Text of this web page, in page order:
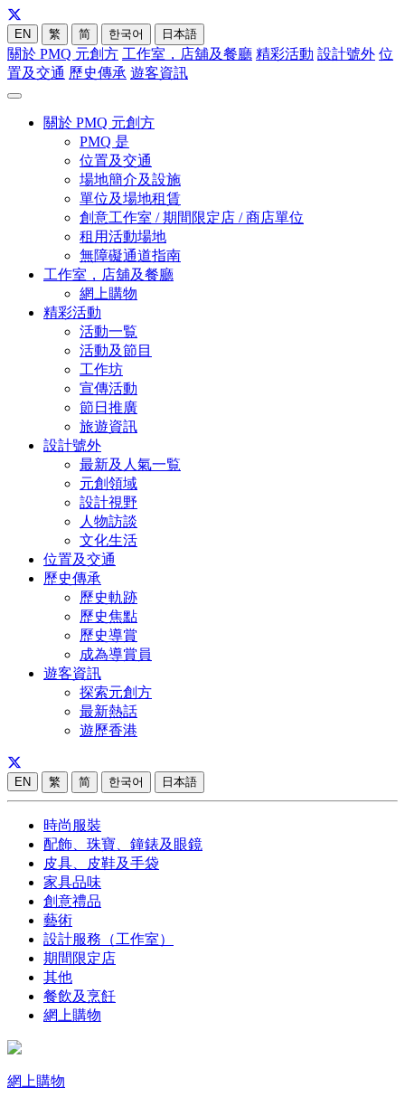
EN 繁 简 한국어 日本語
關於 PMQ 元創方 工作室，店舖及餐廳 精彩活動 設計號外 位
置及交通 歷史傳承 遊客資訊
關於 PMQ 元創方
PMQ 是
位置及交通
場地簡介及設施
單位及場地租賃
創意工作室 / 期間限定店 / 商店單位
租用活動場地
無障礙通道指南
工作室，店舖及餐廳
網上購物
精彩活動
活動一覧
活動及節目
工作坊
宣傳活動
節日推廣
旅遊資訊
設計號外
最新及人氣一覧
元創領域
設計視野
人物訪談
文化生活
位置及交通
歷史傳承
歷史軌跡
歷史焦點
歷史導賞
成為導賞員
遊客資訊
探索元創方
最新熱話
遊歷香港
EN 繁 简 한국어 日本語
時尚服裝
配飾、珠寶、鐘錶及眼鏡
皮具、皮鞋及手袋
家具品味
創意禮品
藝術
設計服務（工作室）
期間限定店
其他
餐飲及烹飪
網上購物
網上購物